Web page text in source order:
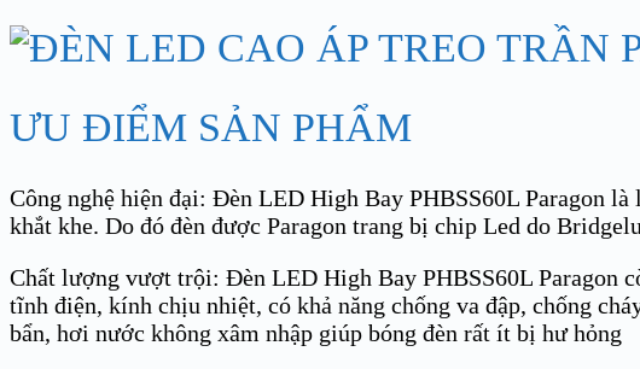
ƯU ĐIỂM SẢN PHẨM
Công nghệ hiện đại: Đèn LED High Bay PHBSS60L Paragon
khắt khe. Do đó đèn được Paragon trang bị chip Led do
Chất lượng vượt trội: Đèn LED High Bay PHBSS60L Paragon
tĩnh điện, kính chịu nhiệt, có khả năng chống va đập, chống
bẩn, hơi nước không xâm nhập giúp bóng đèn rất ít bị hư hỏng